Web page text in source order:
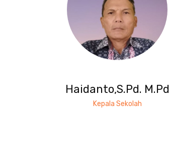
Haidanto,S.Pd. M.Pd
Kepala Sekolah